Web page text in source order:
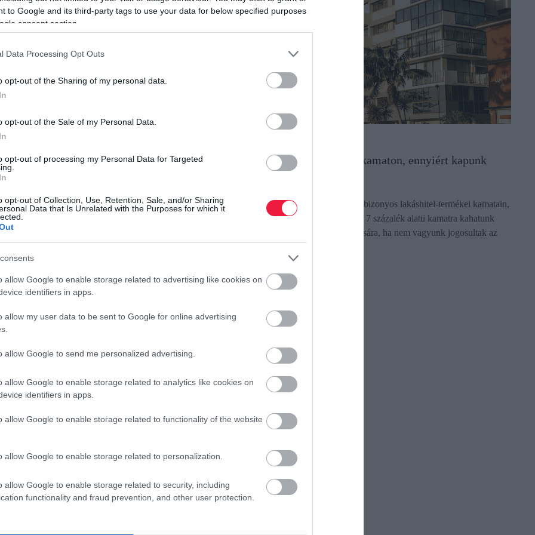
to Google and its third-party tags to use your data for below specified purposes
consent section.
Data Processing Opt Outs
opt-out of the Sharing of my personal data.
opt-out of the Sale of my Personal Data.
opt-out of processing my Personal Data for Targeted
opt-out of Collection, Use, Retention, Sale, and/or Sharing
Data that Is Unrelated with the Purposes for which it
allow Google to enable storage related to advertising like cookies on
identifiers in apps.
allow my user data to be sent to Google for online advertising
allow Google to send me personalized advertising.
allow Google to enable storage related to analytics like cookies on
identifiers in apps.
allow Google to enable storage related to functionality of the website
allow Google to enable storage related to personalization.
allow Google to enable storage related to security, including
functionality and fraud prevention, and other user protection.
vesztesei
együttesen 4700 milliárd dollár
forintot) eshet el az OECD (Gazdasági
for Economic Co-operation and
a multinacionális vállalatok és a
miatt.
Ugyanis a jelenlegi szabályok lehetőséget adnak
Vagyis arra, hogy alacsony adózású joghatóságok, azaz
fizessék – írjaa CNN.
szigetek sorolhatók az adóparadicsomok közé. 10
például az Egyesült Királyságban, Szingapúrban,
is (hazánkban 9 százalékos is előfordulhat).
magánszemélyekhez köthető, akik szintén offshore-
köthető vállalkozás jön létre. Ennek leginkább
miatt, vagy azért, hogy ne derüljön ki a valódi
nem igazán szerencsés egyik indok sem, azonban az
idehaza 2005 és 2009 között volt igazán látványos,
egyebek között a hazai adóhatóságnak, a jogalkotóknak
ha lassan is, de elkezdett csökkenni a
amelyek tulajdonosai között lehetett találni
kevesebb, mint 10 évvel azelőtt. A közvetett
számuk.
Újabb bank vágott a kamaton, ennyiért kapunk
A CIB Bank is csökkentett bizonyos lakáshitel-termékei kamatain,
így egyre több banknál már 7 százalék alatti kamatra kahatunk
hitelt lakás, ház megvásárlására, ha nem vagyunk jogosultak az
rectangle